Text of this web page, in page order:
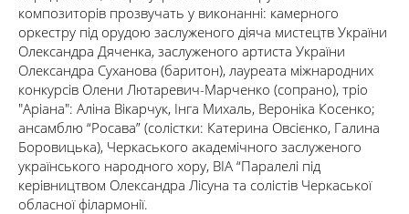
композиторів прозвучать у виконанні: камерного
оркестру під орудою заслуженого діяча мистецтв України
Олександра Дяченка, заслуженого артиста України
Олександра Суханова (баритон), лауреата міжнародних
конкурсів Олени Лютаревич-Марченко (сопрано), тріо
"Аріана": Аліна Вікарчук, Інга Михаль, Вероніка Косенко;
ансамблю “Росава” (солістки: Катерина Овсієнко, Галина
Боровицька), Черкаського академічного заслуженого
українського народного хору, ВІА “Паралелі під
керівництвом Олександра Лісуна та солістів Черкаської
обласної філармонії.